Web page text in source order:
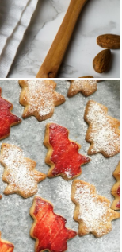
coulis di cachi